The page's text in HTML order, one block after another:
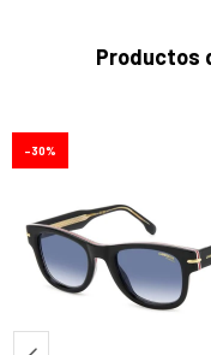
Productos
30